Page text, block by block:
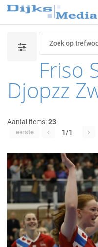
Friso
Djopzz
Aantal items:23
eerste 1/1